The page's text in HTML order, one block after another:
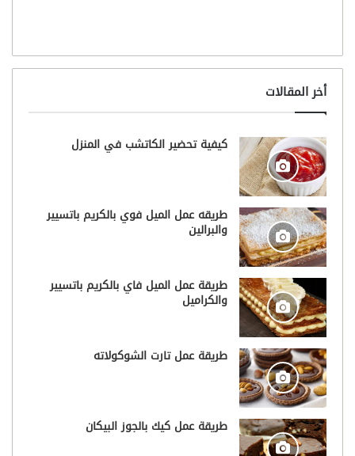
أخر المقالات
كيفية تحضير الكاتشب في المنزل
طريقه عمل الميل فوي بالكريم باتسيير
والبرالين
طريقة عمل الميل فاي بالكريم باتسيير
والكراميل
طريقة عمل تارت الشوكولاته
طريقة عمل كيك بالجوز البيكان